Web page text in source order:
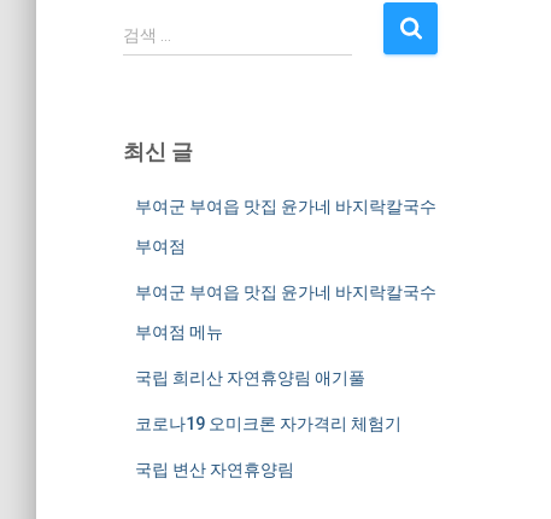
검
색
검색 …
최신 글
부여군 부여읍 맛집 윤가네 바지락칼국수
부여점
부여군 부여읍 맛집 윤가네 바지락칼국수
부여점 메뉴
국립 희리산 자연휴양림 애기풀
코로나19 오미크론 자가격리 체험기
국립 변산 자연휴양림